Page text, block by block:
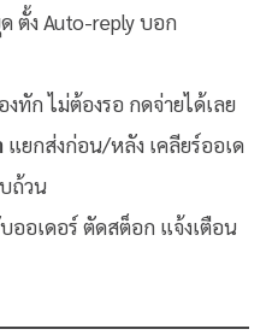
ตั้ง Auto-reply บอก
งทัก ไม่ต้องรอ กดจ่ายได้เลย
แยกส่งก่อน/หลัง เคลียร์ออเด
ถ้วน
ออเดอร์ ตัดสต็อก แจ้งเตือน